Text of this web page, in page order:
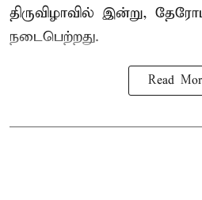
திருவிழாவில் இன்று,
நடைபெற்றது.
Read